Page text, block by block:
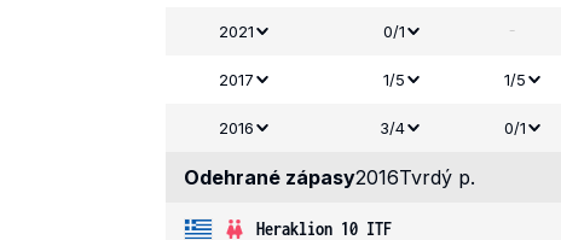
2021 0/1 -
2017 1/5 1/5
2016 3/4 0/1
Odehrané zápasy2016Tvrdý p.
Heraklion 10 ITF